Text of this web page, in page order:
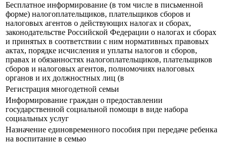
Бесплатное информирование (в том числе в письменной
форме) налогоплательщиков, плательщиков сборов и
налоговых агентов о действующих налогах и сборах,
законодательстве Российской Федерации о налогах и сборах
и принятых в соответствии с ним нормативных правовых
актах, порядке исчисления и уплаты налогов и сборов,
правах и обязанностях налогоплательщиков, плательщиков
сборов и налоговых агентов, полномочиях налоговых
органов и их должностных лиц (в
Регистрация многодетной семьи
Информирование граждан о предоставлении
государственной социальной помощи в виде набора
социальных услуг
Назначение единовременного пособия при передаче ребенка
на воспитание в семью